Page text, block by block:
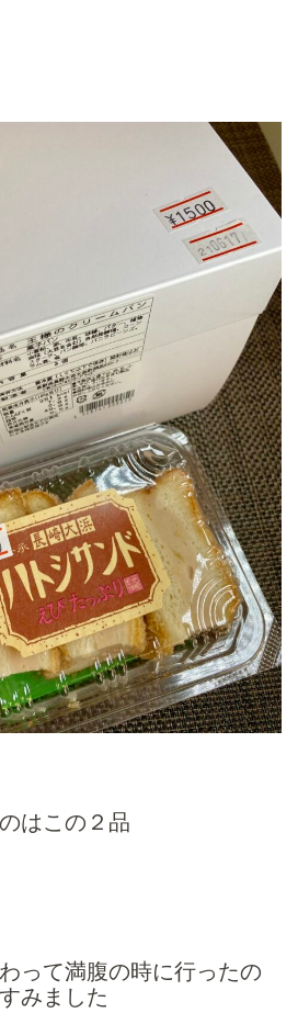
はこの２品
って満腹の時に行ったの
みました